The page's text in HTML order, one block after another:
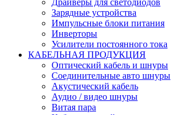
Зарядные устройства
Импульсные блоки питания
Инверторы
Усилители постоянного тока
КАБЕЛЬНАЯ ПРОДУКЦИЯ
Оптический кабель и шнуры
Соединительные авто шнуры
Акустический кабель
Аудио / видео шнуры
Витая пара